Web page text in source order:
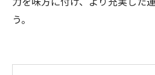
う。